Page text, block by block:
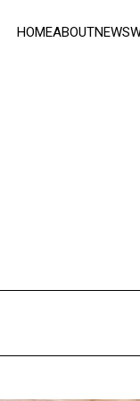
HOMEABOUTNEWS